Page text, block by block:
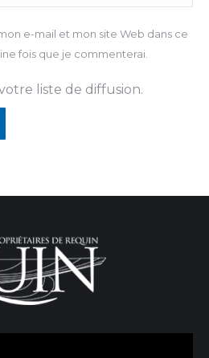
e-mail et mon site Web dans ce
fois que je commenterai.
liste de diffusion.